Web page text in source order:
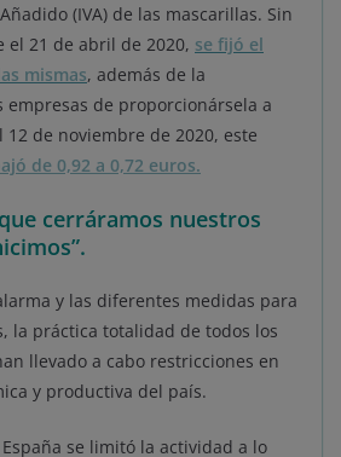
(IVA) de las mascarillas. Sin
el 21 de abril de 2020, se fijó el
mismas, además de la
empresas de proporcionársela a
12 de noviembre de 2020, este
de 0,92 a 0,72 euros.
cerráramos nuestros
y las diferentes medidas para
la práctica totalidad de todos los
llevado a cabo restricciones en
y productiva del país.
se limitó la actividad a lo